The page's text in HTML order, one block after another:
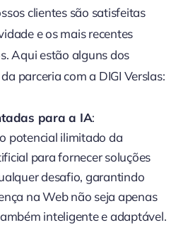
clientes são satisfeitas
e os mais recentes
Aqui estão alguns dos
parceria com a DIGI Verslas:
para a IA:
potencial ilimitado da
para fornecer soluções
desafio, garantindo
na Web não seja apenas
inteligente e adaptável.